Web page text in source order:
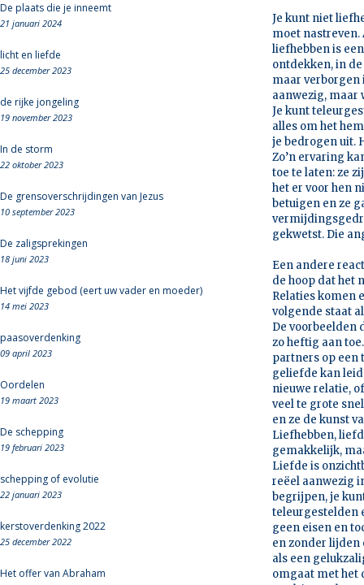
De plaats die je inneemt
21 januari 2024
licht en liefde
25 december 2023
de rijke jongeling
19 november 2023
In de storm
22 oktober 2023
De grensoverschrijdingen van Jezus
10 september 2023
De zaligsprekingen
18 juni 2023
Het vijfde gebod (eert uw vader en moeder)
14 mei 2023
paasoverdenking
09 april 2023
Oordelen
19 maart 2023
De schepping
19 februari 2023
schepping of evolutie
22 januari 2023
kerstoverdenking 2022
25 december 2022
Het offer van Abraham
Je kunt niet
moet
liefhebben is
ontdekken, in
maar verborgen
aanwezig, maar
Je kunt
alles om het
je bedrogen uit.
Zo’n ervaring
toe te laten: ze
het er voor hen
betuigen en ze
gekwetst. Die
Een andere
de hoop dat het
Relaties komen
volgende staat
De voorbeelden
zo heftig aan
partners op een
geliefde kan
nieuwe relatie,
veel te grote
en ze de kunst
Liefhebben,
gemakkelijk,
Liefde is
reëel aanwezig
begrijpen, je
teleurgestelden
geen eisen en
en zonder lijden
als een
omgaat met het